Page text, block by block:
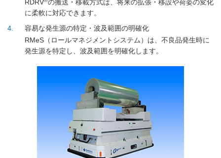
RDRV の搬送・移載方式は、将来の拡張・移設や荷姿の変化
に柔軟に対応できます。
4
容易な発生源の特定・波及範囲の明確化
RMeS（ロールマネジメントシステム）は、不良品発生時に
発生源を特定し、波及範囲を明確化します。